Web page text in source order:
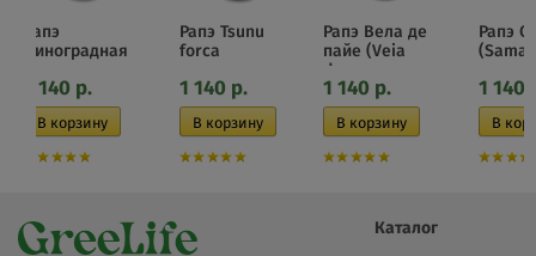
Рапэ
Виноградная
1 140 р.
Рапэ Tsunu
forca
1 140 р.
Рапэ Вела де
пайе (Veia
de...
1 140 р.
Рапэ
1 140
Каталог